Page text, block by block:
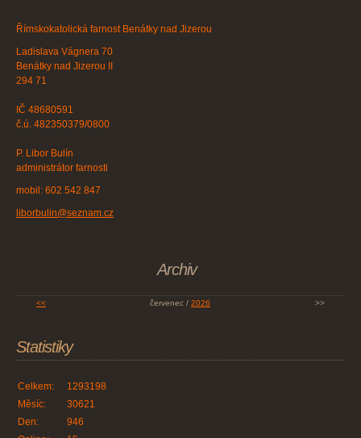
Římskokatolická farnost Benátky nad Jizerou
Ladislava Vágnera 70
Benátky nad Jizerou II
294 71
IČ 48680591
č.ú. 482350379/0800
P. Libor Bulín
administrátor farnosti
mobil: 602 542 847
liborbulin@seznam.cz
Archiv
<< červenec / 2026 >>
Statistiky
Celkem:
1293198
Měsíc:
30621
Den:
946